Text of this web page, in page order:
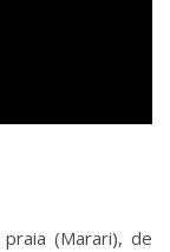
(Marari), de